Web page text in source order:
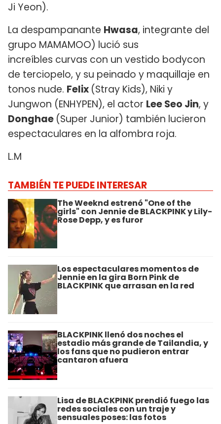
Ji Yeon).
La despampanante Hwasa, integrante del
grupo MAMAMOO) lució sus
increíbles curvas con un vestido bodycon
de terciopelo, y su peinado y maquillaje en
tonos nude. Felix (Stray Kids), Niki y
Jungwon (ENHYPEN), el actor Lee Seo Jin, y
Donghae (Super Junior) también lucieron
espectaculares en la alfombra roja.
L.M
TAMBIÉN TE PUEDE INTERESAR
The Weeknd estrenó "One of the
girls" con Jennie de BLACKPINK y Lily-
Rose Depp, y es furor
Los espectaculares momentos de
Jennie en la gira Born Pink de
BLACKPINK que arrasan en la red
BLACKPINK llenó dos noches el
estadio más grande de Tailandia, y
los fans que no pudieron entrar
cantaron afuera
Lisa de BLACKPINK prendió fuego las
redes sociales con un traje y
sensuales poses: las fotos